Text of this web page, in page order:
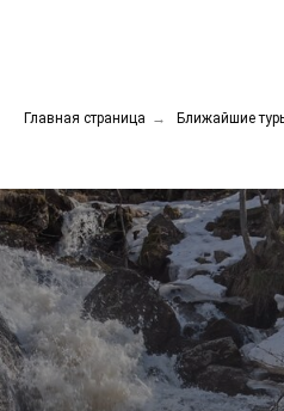
Главная страница → Ближайшие